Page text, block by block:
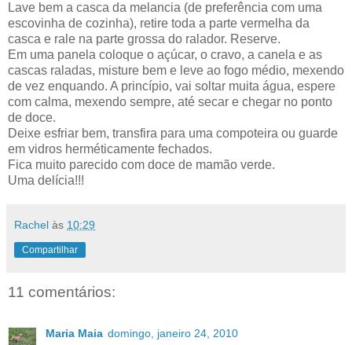
Lave bem a casca da melancia (de preferência com uma
escovinha de cozinha), retire toda a parte vermelha da
casca e rale na parte grossa do ralador. Reserve.
Em uma panela coloque o açúcar, o cravo, a canela e as
cascas raladas, misture bem e leve ao fogo médio, mexendo
de vez enquando. A princípio, vai soltar muita água, espere
com calma, mexendo sempre, até secar e chegar no ponto
de doce.
Deixe esfriar bem, transfira para uma compoteira ou guarde
em vidros herméticamente fechados.
Fica muito parecido com doce de mamão verde.
Uma delícia!!!
Rachel às 10:29
Compartilhar
11 comentários:
Maria Maia domingo, janeiro 24, 2010